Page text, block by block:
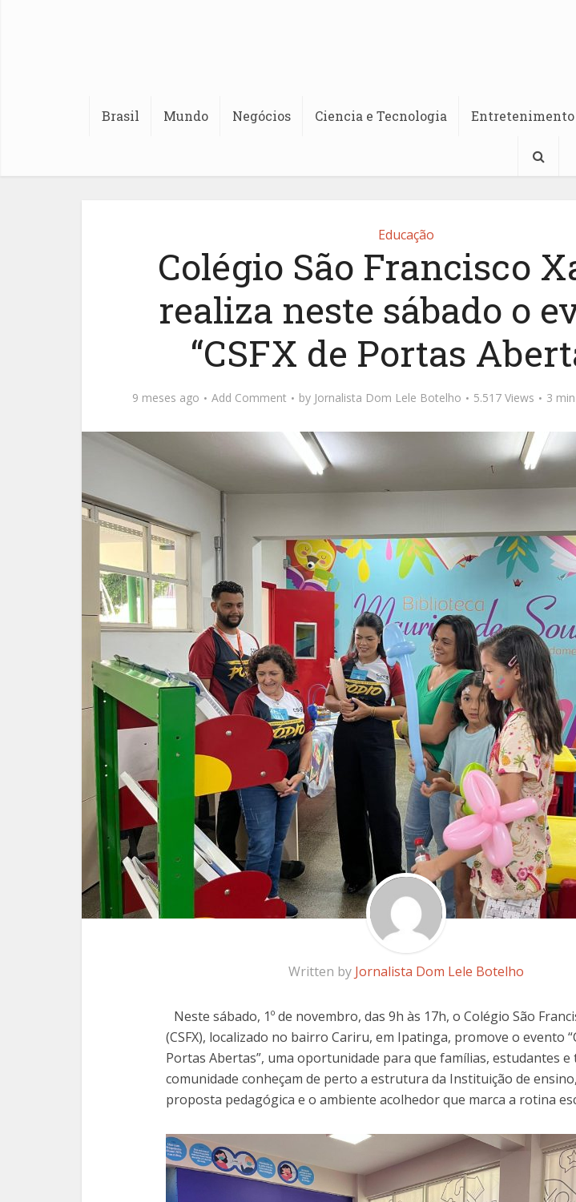
Brasil Mundo Negócios Ciencia e Tecnologia Entretenimento
Educação
Colégio São Francisco
realiza neste sábado o
“CSFX de Portas
9 meses ago Add Comment by Jornalista Dom Lele Botelho 5.517 Views 3
Written by Jornalista Dom Lele Botelho
Neste sábado, 1º de novembro, das 9h às 17h, o Colégio São
(CSFX), localizado no bairro Cariru, em Ipatinga, promove o evento
Portas Abertas”, uma oportunidade para que famílias, estudantes e
comunidade conheçam de perto a estrutura da Instituição de
proposta pedagógica e o ambiente acolhedor que marca a rotina